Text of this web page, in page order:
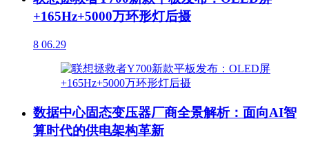
+165Hz+5000万环形灯后摄
8 06.29
数据中心固态变压器厂商全景解析：面向AI智
算时代的供电架构革新